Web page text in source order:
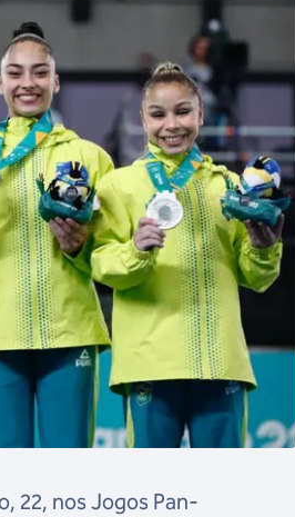
22, nos Jogos Pan-